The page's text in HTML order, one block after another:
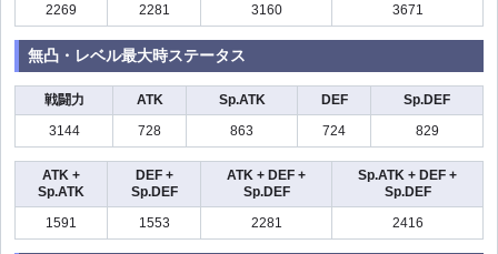
2269
2281 3160 3671
無凸・レベル最大時ステータス
戦闘力 ATK Sp.ATK DEF
Sp.DEF
3144
728 863 724 829
ATK +
Sp.ATK
DEF +
Sp.DEF
ATK + DEF +
Sp.DEF
Sp.ATK + DEF +
Sp.DEF
1591
1553 2281 2416